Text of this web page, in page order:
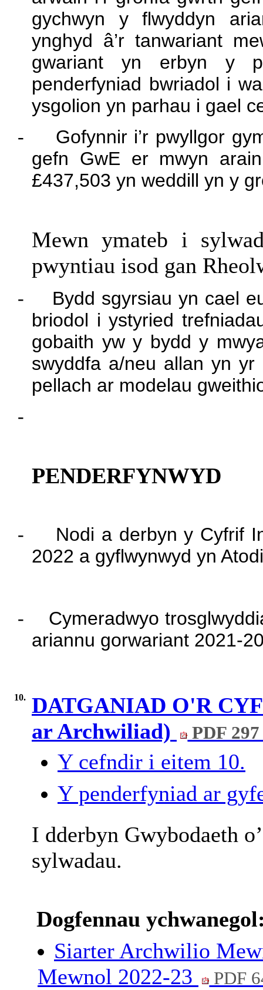
gychwyn y flwyddyn
ynghyd â’r tanwariant
gwariant yn erbyn y
penderfyniad bwriadol i
ysgolion yn parhau i gael
-
Gofynnir i’r pwyllgor
gefn GwE er mwyn
£437,503 yn weddill yn y
Mewn ymateb i
pwyntiau isod gan
-
Bydd sgyrsiau yn cael
briodol i ystyried
gobaith yw y bydd y
swyddfa a/neu allan yn yr
pellach ar modelau
-
PENDERFYNWYD
-
Nodi a derbyn y Cyfrif
2022 a gyflwynwyd yn
-
Cymeradwyo
ariannu gorwariant 2021-
10. DATGANIAD O'R
ar Archwiliad)
PDF
Y cefndir i eitem 10.
Y penderfyniad ar
I dderbyn Gwybodaeth
sylwadau.
Dogfennau
Siarter Archwilio
Mewnol 2022-23
PDF